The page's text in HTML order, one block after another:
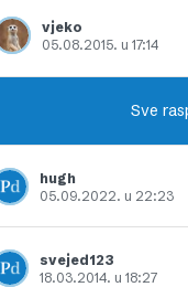
Dodajte u favorite
vjeko
05.08.2015. u 17:14
Dodajte u favorite
Sve
hugh
05.09.2022. u 22:23
Dodajte u favorite
svejed123
18.03.2014. u 18:27